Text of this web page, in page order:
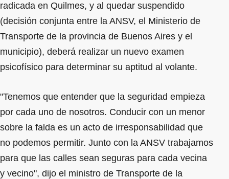
radicada en Quilmes, y al quedar suspendido
(decisión conjunta entre la ANSV, el Ministerio de
Transporte de la provincia de Buenos Aires y el
municipio), deberá realizar un nuevo examen
psicofísico para determinar su aptitud al volante.
"Tenemos que entender que la seguridad empieza
por cada uno de nosotros. Conducir con un menor
sobre la falda es un acto de irresponsabilidad que
no podemos permitir. Junto con la ANSV trabajamos
para que las calles sean seguras para cada vecina
y vecino", dijo el ministro de Transporte de la